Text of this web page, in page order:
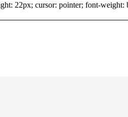
22px; cursor: pointer; font-